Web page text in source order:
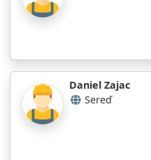
Daniel Zajac
Sereď